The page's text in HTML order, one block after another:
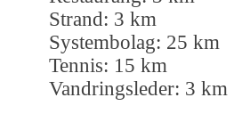
Strand: 3 km
Systembolag: 25 km
Tennis: 15 km
Vandringsleder: 3 km